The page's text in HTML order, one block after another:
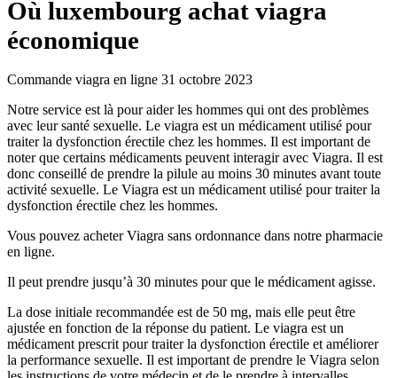
Où luxembourg achat viagra
économique
Commande viagra en ligne 31 octobre 2023
Notre service est là pour aider les hommes qui ont des problèmes
avec leur santé sexuelle. Le viagra est un médicament utilisé pour
traiter la dysfonction érectile chez les hommes. Il est important de
noter que certains médicaments peuvent interagir avec Viagra. Il est
donc conseillé de prendre la pilule au moins 30 minutes avant toute
activité sexuelle. Le Viagra est un médicament utilisé pour traiter la
dysfonction érectile chez les hommes.
Vous pouvez acheter Viagra sans ordonnance dans notre pharmacie
en ligne.
Il peut prendre jusqu’à 30 minutes pour que le médicament agisse.
La dose initiale recommandée est de 50 mg, mais elle peut être
ajustée en fonction de la réponse du patient. Le viagra est un
médicament prescrit pour traiter la dysfonction érectile et améliorer
la performance sexuelle. Il est important de prendre le Viagra selon